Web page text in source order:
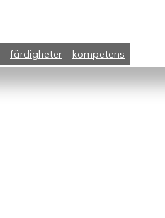
färdigheter kompetens